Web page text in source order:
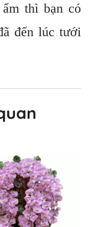
thì bạn có
đến lúc tưới